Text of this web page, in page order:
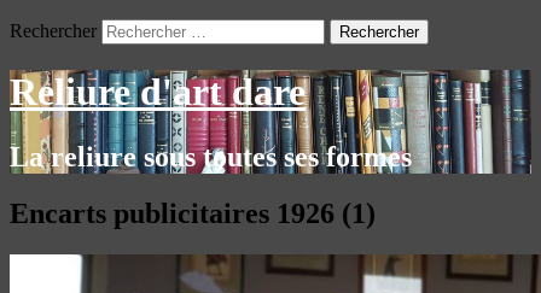
Rechercher
Reliure d'art dare
La reliure sous toutes ses formes
Encarts publicitaires 1926 (1)